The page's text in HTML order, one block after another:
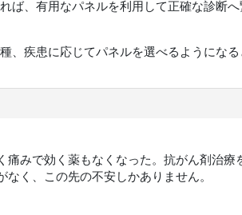
ば、有用なパネルを利用して正確な診断
、疾患に応じてパネルを選べるようになる
みで効く薬もなくなった。抗がん剤治療
く、この先の不安しかありません。